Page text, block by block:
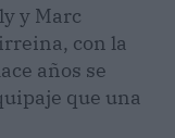
y Marc
con la
años se
que una